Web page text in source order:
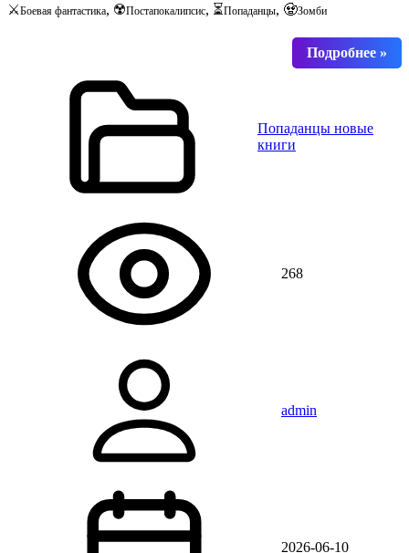
⚔️Боевая фантастика, ☢️Постапокалипсис, ⏳Попаданцы, 🧟Зомби
Попаданцы новые
книги
268
admin
2026-06-10